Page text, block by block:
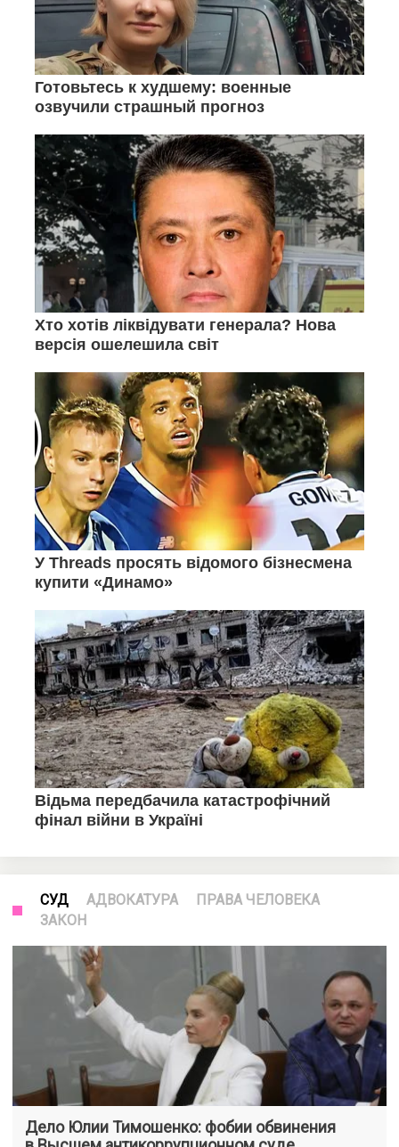
СУД АДВОКАТУРА
ПРАВА ЧЕЛОВЕКА
ЗАКОН
Дело Юлии Тимошенко: фобии обвинения